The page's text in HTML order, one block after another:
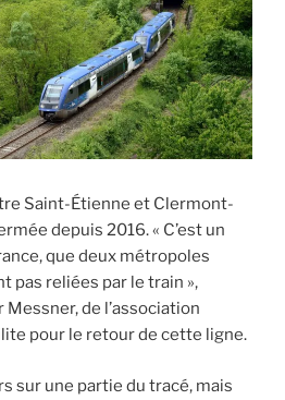
Saint-Étienne et Clermont-
depuis 2016. « C’est un
que deux métropoles
pas reliées par le train »,
de l’association
pour le retour de cette ligne.
sur une partie du tracé, mais